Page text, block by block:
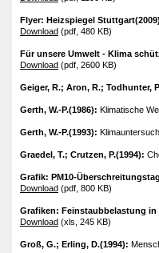
Flyer: Heizspiegel
Download (pdf, 480 KB)
Für unsere Umwelt - Klima
Download (pdf, 2600 KB)
Geiger, R.; Aron, R.; Todhunter,
Gerth, W.-P.(1986): Klimatische
Gerth, W.-P.(1993):
Graedel, T.; Crutzen, P.(1994):
Grafik: PM10-
Download (pdf, 800 KB)
Grafiken: Feinstaubbelastung in
Download (xls, 245 KB)
Groß, G.; Erling, D.(1994):